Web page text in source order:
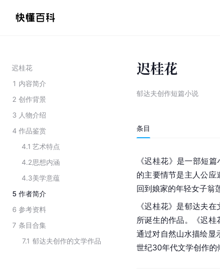
迟桂花
1 内容简介
2 创作背景
3 人物介绍
4 作品鉴赏
4.1 艺术特点
4.2思想内涵
4.3美学意蕴
5 作者简介
6 参考资料
7 条目合集
7.1 郁达夫创作的文学作品
迟桂花
郁达夫创作短篇小说
条目
《迟桂花》是一部短
的主要情节是主人公
回到娘家的年轻女子翁
《迟桂花》是郁达夫
所诞生的作品。《迟
通过对自然山水描绘显
世纪30年代文学创作的